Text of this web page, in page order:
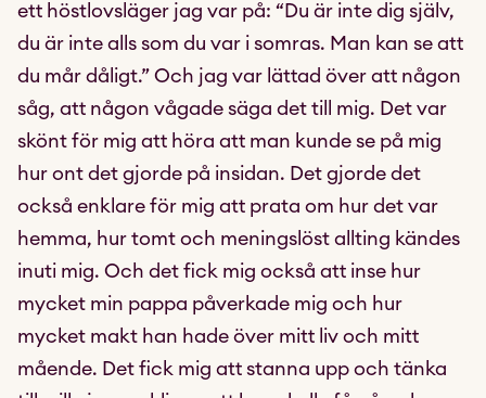
ett höstlovsläger jag var på: “Du är inte dig själv,
du är inte alls som du var i somras. Man kan se att
du mår dåligt.” Och jag var lättad över att någon
såg, att någon vågade säga det till mig. Det var
skönt för mig att höra att man kunde se på mig
hur ont det gjorde på insidan. Det gjorde det
också enklare för mig att prata om hur det var
hemma, hur tomt och meningslöst allting kändes
inuti mig. Och det fick mig också att inse hur
mycket min pappa påverkade mig och hur
mycket makt han hade över mitt liv och mitt
mående. Det fick mig att stanna upp och tänka